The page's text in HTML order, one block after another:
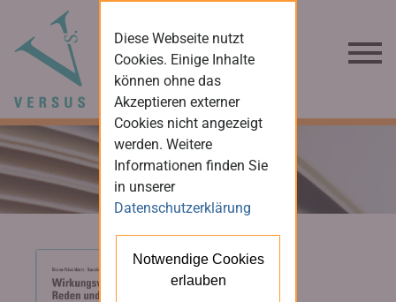
Diese Webseite nutzt
Cookies. Einige Inhalte
können ohne das
Akzeptieren externer
Cookies nicht angezeigt
werden. Weitere
Informationen finden Sie
in unserer
Datenschutzerklärung
Notwendige Cookies
erlauben